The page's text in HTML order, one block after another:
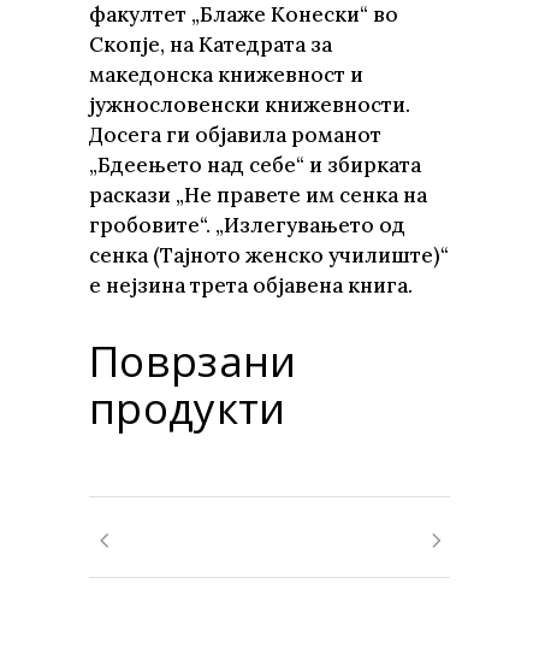
факултет „Блаже Конески“ во
Скопје, на Катедрата за
македонска книжевност и
јужнословенски книжевности.
Досега ги објавила романот
„Бдеењето над себе“ и збирката
раскази „Не правете им сенка на
гробовите“. „Излегувањето од
сенка (Тајното женско училиште)“
е нејзина трета објавена книга.
Поврзани
продукти